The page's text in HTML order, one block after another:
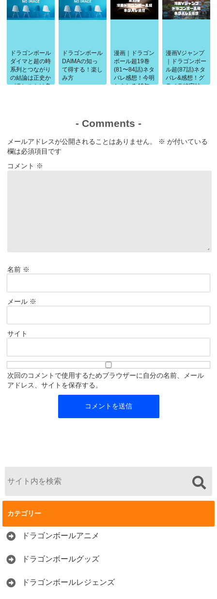
ドラゴンボール
ダイマと超の時
系列とつながり
の結論は正史か
パラレルかは条
ドラゴンボール
DAIMAの知っ
て得する！楽し
み方
漫画｜ドラゴン
ボール超19巻
(81〜84話)ネタ
バレ感想！今明
かされる40年
漫画Vジャンプ
｜ドラゴンボー
ル超(87話)ネタ
バレ&感想！グ
ラノラ編完結
- Comments -
メールアドレスが公開されることはありません。 ※ が付いている
欄は必須項目です
コメント ※
名前 ※
メール ※
サイト
次回のコメントで使用するためブラウザーに自分の名前、メール
アドレス、サイトを保存する。
カテゴリー
ドラゴンボールアニメ
ドラゴンボールグッズ
ドラゴンボールレジェンズ